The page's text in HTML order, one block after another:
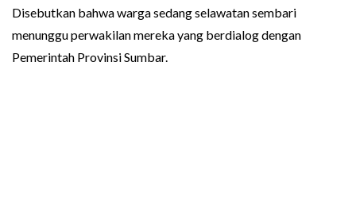
Disebutkan bahwa warga sedang selawatan sembari
menunggu perwakilan mereka yang berdialog dengan
Pemerintah Provinsi Sumbar.